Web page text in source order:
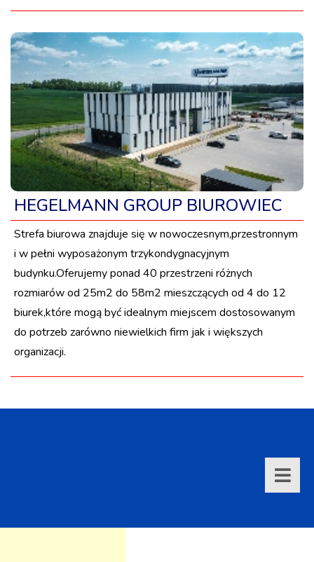
HEGELMANN GROUP BIUROWIEC
Strefa biurowa znajduje się w nowoczesnym,przestronnym
i w pełni wyposażonym trzykondygnacyjnym
budynku.Oferujemy ponad 40 przestrzeni różnych
rozmiarów od 25m2 do 58m2 mieszczących od 4 do 12
biurek,które mogą być idealnym miejscem dostosowanym
do potrzeb zarówno niewielkich firm jak i większych
organizacji.